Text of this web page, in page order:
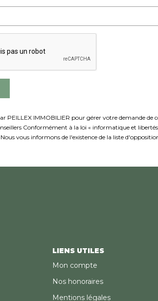
IMMOBILIER pour gérer votre demande de
Conformément à la loi « informatique et
vous informons de l'existence de la liste
LIENS UTILES
Mon compte
Nos honoraires
Mentions légales